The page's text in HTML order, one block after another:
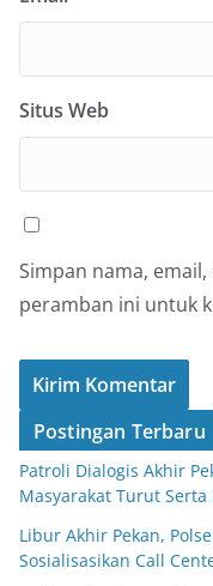
Situs Web
Simpan nama,
peramban ini untuk
Postingan Terbaru
Patroli Dialogis Akhir
Masyarakat Turut
Libur Akhir Pekan,
Sosialisasikan Call